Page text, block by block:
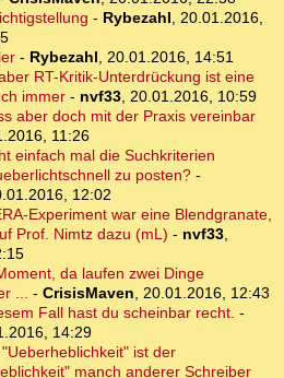
- Rybezahl
20.01.2016,
- Rybezahl
20.01.2016, 14:51
RT-Kritik-Unterdrückung ist eine
immer - nvf33 20.01.2016, 10:59
aber doch mit der Praxis vereinbar
11:26
einfach mal die Suchkriterien
zu posten? -
12:02
Experiment war eine Blendgranate,
Prof. Nimtz dazu (mL) - nvf33
da laufen zwei Dinge
...
- CrisisMaven
20.01.2016, 12:43
Fall hast du scheinbar recht. -
14:29
ist der
manch anderer Schreiber